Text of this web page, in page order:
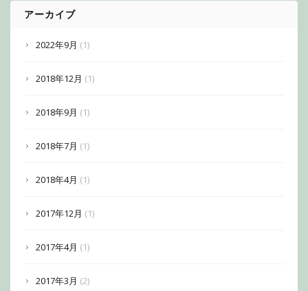
アーカイブ
2022年9月 (1)
2018年12月 (1)
2018年9月 (1)
2018年7月 (1)
2018年4月 (1)
2017年12月 (1)
2017年4月 (1)
2017年3月 (2)